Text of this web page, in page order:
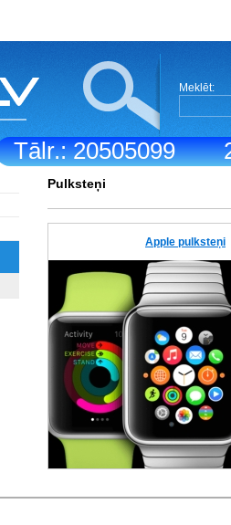
Tālr.: 20505099
Meklēt:
Pulksteņi
Apple pulksteņi